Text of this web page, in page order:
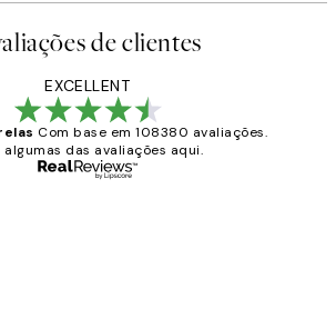
de clientes
EXCELLENT
Com base em 108380 avaliações.
algumas das avaliações aqui.